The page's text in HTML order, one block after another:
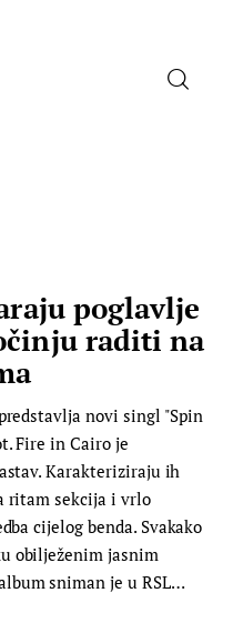
poglavlje
raditi na
novi singl "Spin
Fire in Cairo je
Karakteriziraju ih
ritam sekcija i vrlo
cijelog benda. Svakako
obilježenim jasnim
sniman je u RSL…